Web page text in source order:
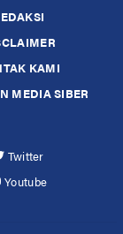
KAMI
MEDIA SIBER
Twitter
Youtube